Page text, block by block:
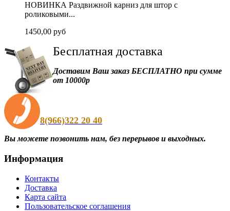
НОВИНКА Раздвижной карниз для штор с
роликовыми...
1450,00 руб
Бесплатная доставка
Доставим Ваш заказ БЕСПЛАТНО при сумме
от 10000р
8(966)322 20 40
Вы можете позвонить нам, без перерывов и выходных.
Информация
Контакты
Доставка
Карта сайта
Пользовательское соглашения